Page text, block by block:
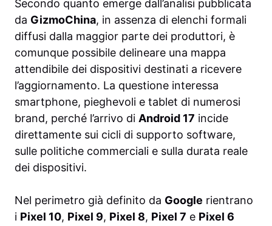
Secondo quanto emerge dall’analisi pubblicata
da GizmoChina, in assenza di elenchi formali
diffusi dalla maggior parte dei produttori, è
comunque possibile delineare una mappa
attendibile dei dispositivi destinati a ricevere
l’aggiornamento. La questione interessa
smartphone, pieghevoli e tablet di numerosi
brand, perché l’arrivo di Android 17 incide
direttamente sui cicli di supporto software,
sulle politiche commerciali e sulla durata reale
dei dispositivi.
Nel perimetro già definito da Google rientrano
i Pixel 10, Pixel 9, Pixel 8, Pixel 7 e Pixel 6